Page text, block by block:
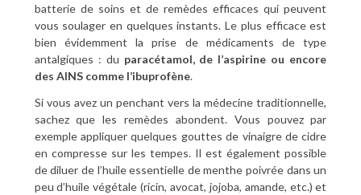
batterie de soins et de remèdes efficaces qui peuvent
vous soulager en quelques instants. Le plus efficace est
bien évidemment la prise de médicaments de type
antalgiques : du paracétamol, de l’aspirine ou encore
des AINS comme l’ibuprofène.
Si vous avez un penchant vers la médecine traditionnelle,
sachez que les remèdes abondent. Vous pouvez par
exemple appliquer quelques gouttes de vinaigre de cidre
en compresse sur les tempes. Il est également possible
de diluer de l’huile essentielle de menthe poivrée dans un
peu d’huile végétale (ricin, avocat, jojoba, amande, etc.) et